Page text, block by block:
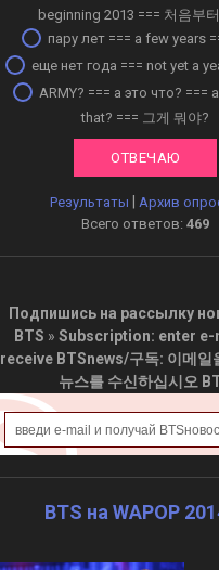
beginning 2013 === 처음부
пару лет === a few years
еще нет года === not yet a
ARMY? === а это что? ===
that? === 그게 뭐야?
Результаты
Архив
Всего ответов: 469
Подпишись на рассылку
BTS » Subscription: enter e-
receive BTSnews/구독: 이메일
뉴스를 수신하십시오
BTS на WAPOP